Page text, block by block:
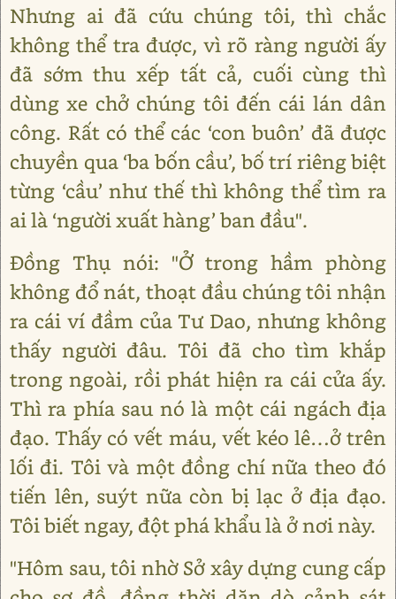
Nhưng ai đã cứu chúng tôi, thì chắc
không thể tra được, vì rõ ràng người ấy
đã sớm thu xếp tất cả, cuối cùng thì
dùng xe chở chúng tôi đến cái lán dân
công. Rất có thể các ‘con buôn’ đã được
chuyền qua ‘ba bốn cầu’, bố trí riêng biệt
từng ‘cầu’ như thế thì không thể tìm ra
ai là ‘người xuất hàng’ ban đầu".
Đồng Thụ nói: "Ở trong hầm phòng
không đổ nát, thoạt đầu chúng tôi nhận
ra cái ví đầm của Tư Dao, nhưng không
thấy người đâu. Tôi đã cho tìm khắp
trong ngoài, rồi phát hiện ra cái cửa ấy.
Thì ra phía sau nó là một cái ngách địa
đạo. Thấy có vết máu, vết kéo lê…ở trên
lối đi. Tôi và một đồng chí nữa theo đó
tiến lên, suýt nữa còn bị lạc ở địa đạo.
Tôi biết ngay, đột phá khẩu là ở nơi này.
"Hôm sau, tôi nhờ Sở xây dựng cung cấp